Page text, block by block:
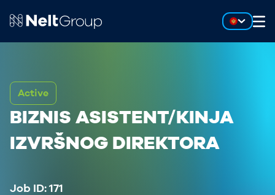
BIZNIS ASISTENT/KINJA
IZVRŠNOG DIREKTORA
Active
Job ID: 171